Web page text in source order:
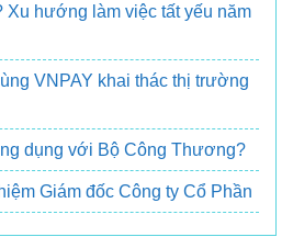
Xu hướng làm việc tất yếu năm
VNPAY khai thác thị trường
dụng với Bộ Công Thương?
Giám đốc Công ty Cổ Phần